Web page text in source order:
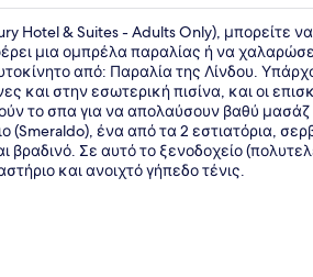
Hotel & Suites - Adults Only), μπορείτε
μια ομπρέλα παραλίας ή να
από: Παραλία της Λίνδου.
και στην εσωτερική πισίνα, και οι
το σπα για να απολαύσουν βαθύ
(Smeraldo), ένα από τα 2 εστιατόρια,
βραδινό. Σε αυτό το ξενοδοχείο
και ανοιχτό γήπεδο τένις.